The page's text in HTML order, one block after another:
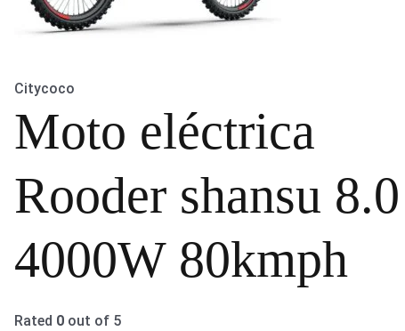
Citycoco
Moto eléctrica
Rooder shansu 8.0
4000W 80kmph
Rated 0out of 5